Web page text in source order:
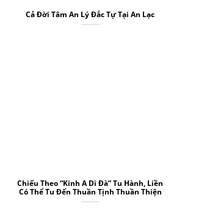
Dạy Chúng Ta
Đem Ý Niệm
Mười Mắt
Nhìn, Mười
Cả Đời Tâm An Lý Đắc Tự Tại An Lạc
Chiếu Theo “Kinh A Di Đà” Tu Hành, Liền
Có Thể Tu Đến Thuần Tịnh Thuần Thiện